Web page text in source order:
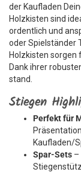
der Kaufladen
Holzkisten sind
ordentlich und
oder Spielständer
Holzkisten sorgen
Dank ihrer
stand.
Stiegen
Perfekt für
Kaufladen/
Spar-Sets –